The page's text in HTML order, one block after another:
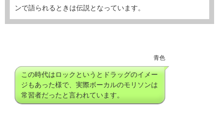
ンで語られるときは伝説となっています。
青色
この時代はロックというとドラッグのイメー
ジもあった様で、実際ボーカルのモリソンは
常習者だったと言われています。